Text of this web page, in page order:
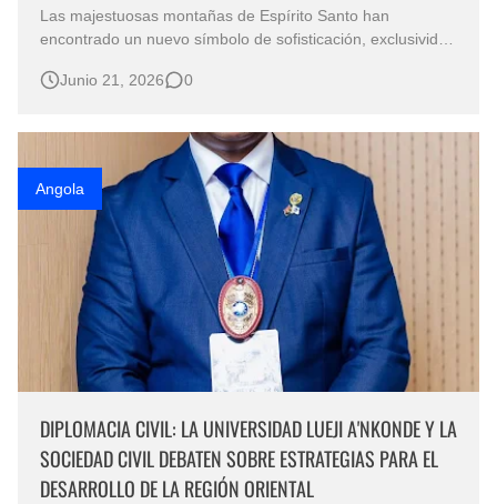
Las majestuosas montañas de Espírito Santo han
encontrado un nuevo símbolo de sofisticación, exclusividad
de los destinos más encantadores y codiciados de Brasil,
experiencias premium, fusionan…
Junio 21, 2026 0
Angola
DIPLOMACIA CIVIL: LA UNIVERSIDAD LUEJI A'NKONDE Y LA
SOCIEDAD CIVIL DEBATEN SOBRE ESTRATEGIAS PARA EL
DESARROLLO DE LA REGIÓN ORIENTAL